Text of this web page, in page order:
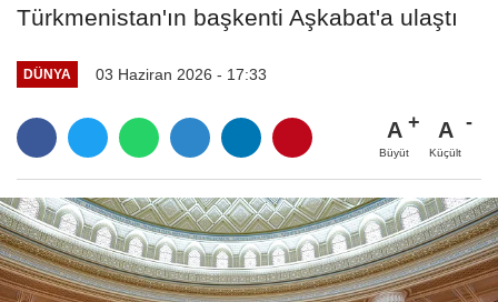
Türkmenistan'ın başkenti Aşkabat'a ulaştı
DÜNYA 03 Haziran 2026 - 17:33
A
Büyüt
A
Küçült